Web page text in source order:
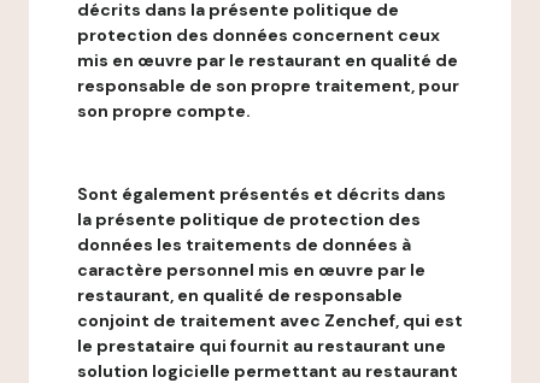
décrits dans la présente politique de
protection des données concernent ceux
mis en œuvre par le restaurant en qualité de
responsable de son propre traitement, pour
son propre compte.
Sont également présentés et décrits dans
la présente politique de protection des
données les traitements de données à
caractère personnel mis en œuvre par le
restaurant, en qualité de responsable
conjoint de traitement avec Zenchef, qui est
le prestataire qui fournit au restaurant une
solution logicielle permettant au restaurant